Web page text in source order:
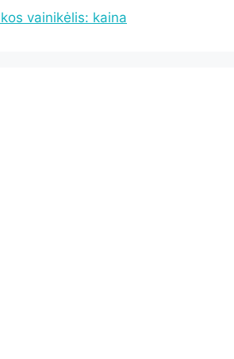
vainikėlis: kaina